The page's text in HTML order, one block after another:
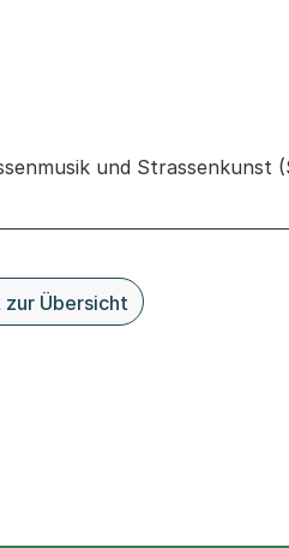
zum Geschäft
und Strassenkunst
zur Übersicht